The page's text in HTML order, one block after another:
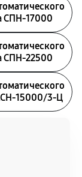
СПН-17000
СПН-22500
15000/3-Ц